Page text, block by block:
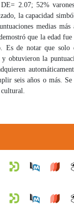
2.07; 52%
la capacidad
medias más
que la edad
Es de notar que solo
obtuvieron la
seis años o más. Se